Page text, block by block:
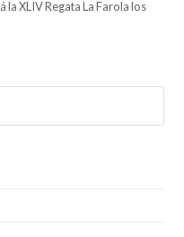
la XLIV Regata La Farola los